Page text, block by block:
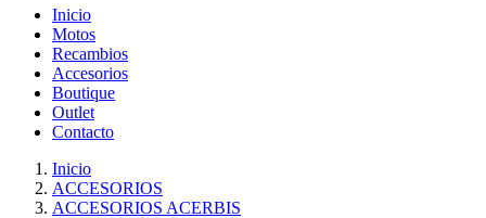
Inicio
Motos
Recambios
Accesorios
Boutique
Outlet
Contacto
Inicio
ACCESORIOS
ACCESORIOS ACERBIS